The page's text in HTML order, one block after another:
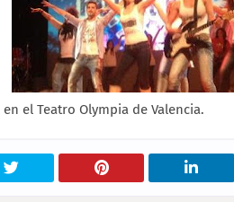
el Teatro Olympia de Valencia.